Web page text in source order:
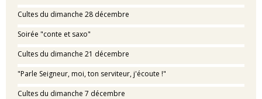
Cultes du dimanche 28 décembre
Soirée "conte et saxo"
Cultes du dimanche 21 décembre
"Parle Seigneur, moi, ton serviteur, j'écoute !"
Cultes du dimanche 7 décembre